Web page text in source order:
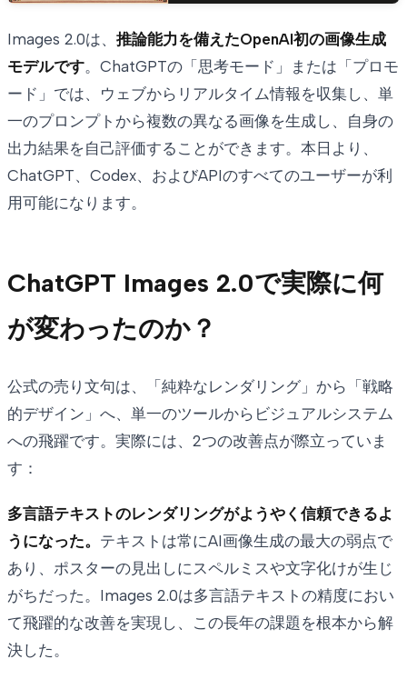
Images 2.0は、 推論能力を備えたOpenAI初の画像生成
モデルです。ChatGPTの「思考モード」または「プロモ
ード」では、ウェブからリアルタイム情報を収集し、単
一のプロンプトから複数の異なる画像を生成し、自身の
出力結果を自己評価することができます。本日より、
ChatGPT、Codex、およびAPIのすべてのユーザーが利
用可能になります。
ChatGPT Images 2.0で実際に何
が変わったのか？
公式の売り文句は、「純粋なレンダリング」から「戦略
的デザイン」へ、単一のツールからビジュアルシステム
への飛躍です。実際には、2つの改善点が際立っていま
す：
多言語テキストのレンダリングがようやく信頼できるよ
うになった。 テキストは常にAI画像生成の最大の弱点で
あり、ポスターの見出しにスペルミスや文字化けが生じ
がちだった。Images 2.0は多言語テキストの精度におい
て飛躍的な改善を実現し、この長年の課題を根本から解
決した。